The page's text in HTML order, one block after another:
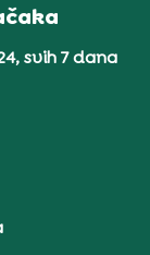
svih 7 dana